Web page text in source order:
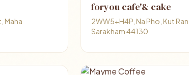
Maha
foryou cafe'& cake
2WW5+H4P, Na Pho, Kut
Sarakham 44130